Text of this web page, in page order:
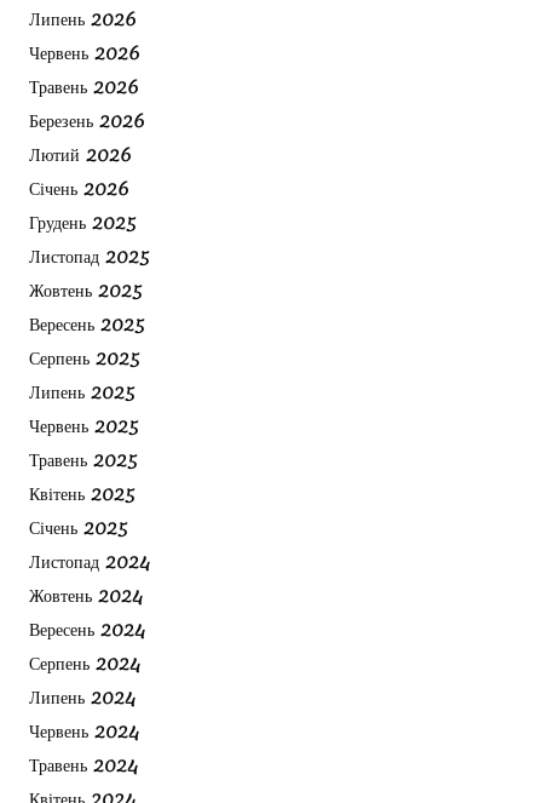
Липень 2026
Червень 2026
Травень 2026
Березень 2026
Лютий 2026
Січень 2026
Грудень 2025
Листопад 2025
Жовтень 2025
Вересень 2025
Серпень 2025
Липень 2025
Червень 2025
Травень 2025
Квітень 2025
Січень 2025
Листопад 2024
Жовтень 2024
Вересень 2024
Серпень 2024
Липень 2024
Червень 2024
Травень 2024